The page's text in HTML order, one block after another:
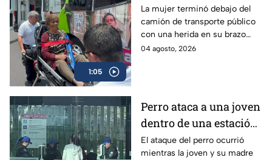
1:05
atropellada por camión
de transporte público
en la México-Tacuba;
logra sobrevivir
La mujer terminó debajo del
camión de transporte público
con una herida en su brazo
izquierdo, por lo que fue
04 agosto, 2026
Perro ataca a una joven
dentro de una estación
del Metrobús CDMX
El ataque del perro ocurrió
mientras la joven y su madre